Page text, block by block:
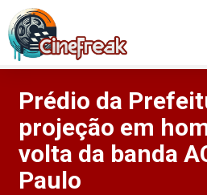
Prédio da
projeção em
volta da banda
Paulo